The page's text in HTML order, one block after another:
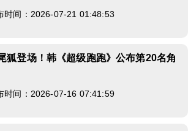
时间：2026-07-21 01:48:53
狐登场！韩《超级跑跑》公布第20名角
时间：2026-07-16 07:41:59